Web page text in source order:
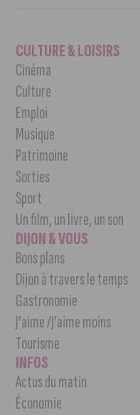
CULTURE & LOISIRS
Cinéma
Culture
Emploi
Musique
Patrimoine
Sorties
Sport
Un film, un livre, un son
DIJON & VOUS
Bons plans
Dijon à travers le temps
Gastronomie
J’aime /J’aime moins
Tourisme
INFOS
Actus du matin
Économie